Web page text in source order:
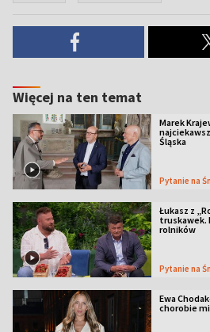
Więcej na ten temat
Marek
Śląska
Pytanie na
Łukasz z
truskawek.
rolników
Pytanie na
Ewa
chorobie